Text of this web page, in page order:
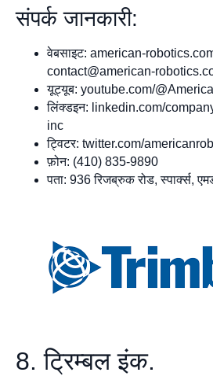
संपर्क जानकारी:
वेबसाइट: american-
contact@american-
यूट्यूब: youtube.com/
लिंक्डइन: linkedin.com/
inc
ट्विटर: twitter.com/
फ़ोन: (410) 835-9890
पता: 936 रिजब्रुक रोड, स्पार्क्स,
8. ट्रिम्बल इंक.